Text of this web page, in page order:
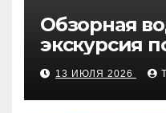
Обзорная
экскурсия
бухты
13 ИЮЛЯ 2026